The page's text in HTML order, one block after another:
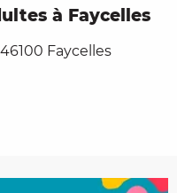
à Faycelles
Faycelles